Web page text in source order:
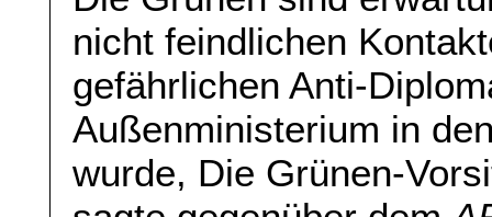
nicht feindlichen
gefährlichen Anti-
Außenministerium in
wurde, Die Grünen-